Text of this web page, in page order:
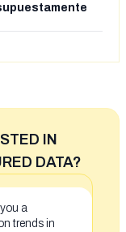
IN
DATA?
a
trends in